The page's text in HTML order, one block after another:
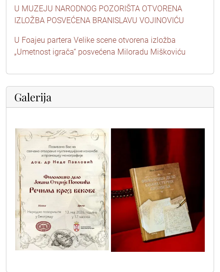
U MUZEJU NARODNOG POZORIŠTA OTVORENA
IZLOŽBA POSVEĆENA BRANISLAVU VOJINOVIĆU
U Foajeu partera Velike scene otvorena izložba
„Umetnost igrača“ posvećena Miloradu Miškoviću
Galerija
sterija_1 sterija_2